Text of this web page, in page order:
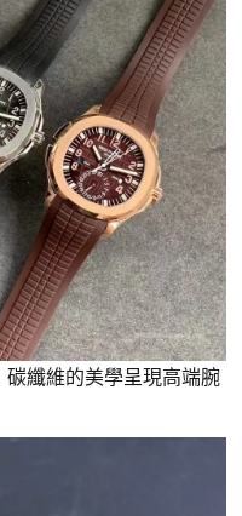
碳纖維的美學呈現高端腕